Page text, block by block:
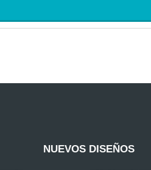
NUEVOS DISEÑOS